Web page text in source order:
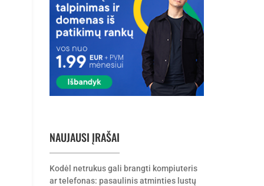
NAUJAUSI ĮRAŠAI
Kodėl netrukus gali brangti kompiuteris
ar telefonas: pasaulinis atminties lustų